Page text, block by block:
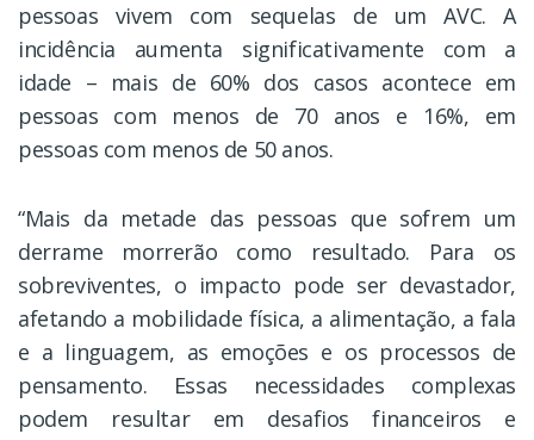
pessoas vivem com sequelas de um AVC. A
incidência aumenta significativamente com a
idade – mais de 60% dos casos acontece em
pessoas com menos de 70 anos e 16%, em
pessoas com menos de 50 anos.
“Mais da metade das pessoas que sofrem um
derrame morrerão como resultado. Para os
sobreviventes, o impacto pode ser devastador,
afetando a mobilidade física, a alimentação, a fala
e a linguagem, as emoções e os processos de
pensamento. Essas necessidades complexas
podem resultar em desafios financeiros e